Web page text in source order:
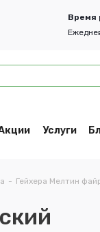
Время
Услуги
- Гейхера Мелтин